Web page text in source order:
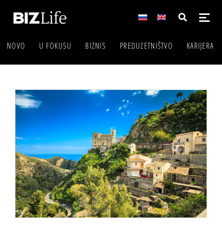
NOVO U FOKUSU BIZNIS PREDUZETNIŠTVO KARIJERA